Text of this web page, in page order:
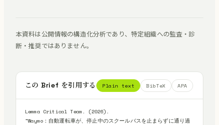
本資料は公開情報の構造化分析であり、特定組織への監査・診
断・推奨ではありません。
この Brief を引用する Plain text BibTeX APA
Lemma Critical Team. (2026).
"Waymo：自動運転車が、停止中のスクールバスを止まらずに通り過